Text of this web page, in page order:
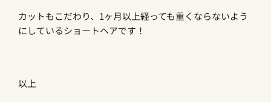
カットもこだわり、1ヶ月以上経っても重くならないよう
にしているショートヘアです！
以上